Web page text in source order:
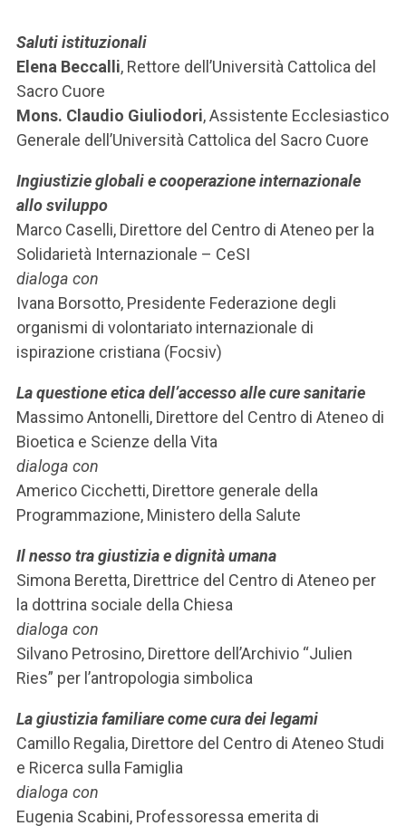
Saluti istituzionali
Elena Beccalli, Rettore dell’Università Cattolica del
Sacro Cuore
Mons. Claudio Giuliodori, Assistente Ecclesiastico
Generale dell’Università Cattolica del Sacro Cuore
Ingiustizie globali e cooperazione internazionale
allo sviluppo
Marco Caselli, Direttore del Centro di Ateneo per la
Solidarietà Internazionale – CeSI
dialoga con
Ivana Borsotto, Presidente Federazione degli
organismi di volontariato internazionale di
ispirazione cristiana (Focsiv)
La questione etica dell’accesso alle cure sanitarie
Massimo Antonelli, Direttore del Centro di Ateneo di
Bioetica e Scienze della Vita
dialoga con
Americo Cicchetti, Direttore generale della
Programmazione, Ministero della Salute
Il nesso tra giustizia e dignità umana
Simona Beretta, Direttrice del Centro di Ateneo per
la dottrina sociale della Chiesa
dialoga con
Silvano Petrosino, Direttore dell’Archivio “Julien
Ries” per l’antropologia simbolica
La giustizia familiare come cura dei legami
Camillo Regalia, Direttore del Centro di Ateneo Studi
e Ricerca sulla Famiglia
dialoga con
Eugenia Scabini, Professoressa emerita di